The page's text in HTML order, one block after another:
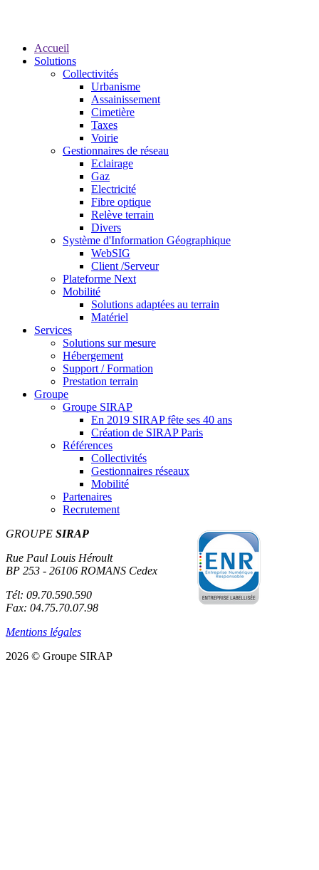
Accueil
Solutions
Collectivités
Urbanisme
Assainissement
Cimetière
Taxes
Voirie
Gestionnaires de réseau
Eclairage
Gaz
Electricité
Fibre optique
Relève terrain
Divers
Système d'Information Géographique
WebSIG
Client /Serveur
Plateforme Next
Mobilité
Solutions adaptées au terrain
Matériel
Services
Solutions sur mesure
Hébergement
Support / Formation
Prestation terrain
Groupe
Groupe SIRAP
En 2019 SIRAP fête ses 40 ans
Création de SIRAP Paris
Références
Collectivités
Gestionnaires réseaux
Mobilité
Partenaires
Recrutement
GROUPE SIRAP
Rue Paul Louis Héroult
BP 253 - 26106 ROMANS Cedex
Tél: 09.70.590.590
Fax: 04.75.70.07.98
Mentions légales
2026 © Groupe SIRAP